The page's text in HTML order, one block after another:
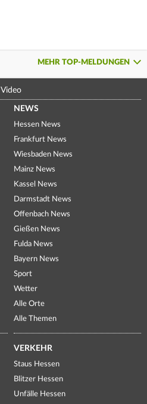
MEHR TOP-MELDUNGEN
Video
NEWS
Hessen News
Frankfurt News
Wiesbaden News
Mainz News
Kassel News
Darmstadt News
Offenbach News
Gießen News
Fulda News
Bayern News
Sport
Wetter
Alle Orte
Alle Themen
VERKEHR
Staus Hessen
Blitzer Hessen
Unfälle Hessen